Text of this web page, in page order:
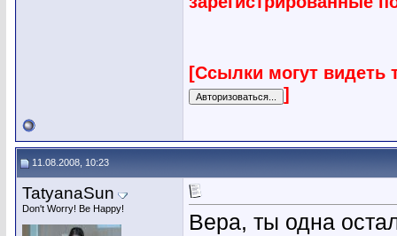
[Ссылки могут видеть
]
11.08.2008, 10:23
TatyanaSun
Don't Worry! Be Happy!
Вера, ты одна